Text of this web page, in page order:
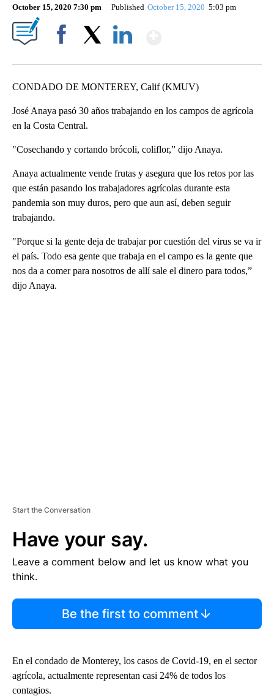
October 15, 2020 7:30 pm Published October 15, 2020 5:03 pm
CONDADO DE MONTEREY, Calif (KMUV)
José Anaya pasó 30 años trabajando en los campos de agrícola
en la Costa Central.
"Cosechando y cortando brócoli, coliflor,” dijo Anaya.
Anaya actualmente vende frutas y asegura que los retos por las
que están pasando los trabajadores agrícolas durante esta
pandemia son muy duros, pero que aun así, deben seguir
trabajando.
"Porque si la gente deja de trabajar por cuestión del virus se va ir
el país. Todo esa gente que trabaja en el campo es la gente que
nos da a comer para nosotros de allí sale el dinero para todos,”
dijo Anaya.
Start the Conversation
Have your say.
Leave a comment below and let us know what you
think.
Be the first to comment
En el condado de Monterey, los casos de Covid-19, en el sector
agrícola, actualmente representan casi 24% de todos los
contagios.